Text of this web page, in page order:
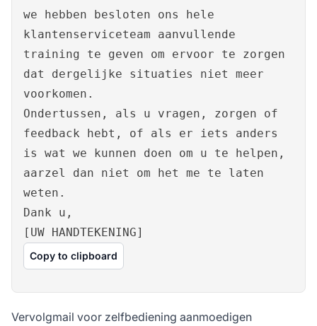
we hebben besloten ons hele
klantenserviceteam aanvullende
training te geven om ervoor te zorgen
dat dergelijke situaties niet meer
voorkomen.
Ondertussen, als u vragen, zorgen of
feedback hebt, of als er iets anders
is wat we kunnen doen om u te helpen,
aarzel dan niet om het me te laten
weten.
Dank u,
[UW HANDTEKENING]
Copy to clipboard
Vervolgmail voor zelfbediening aanmoedigen